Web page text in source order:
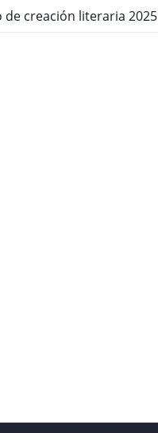
de creación literaria 2025